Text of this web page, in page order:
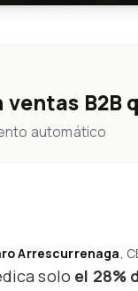
B2B
automático
Arrescurrenaga,
solo el 28%